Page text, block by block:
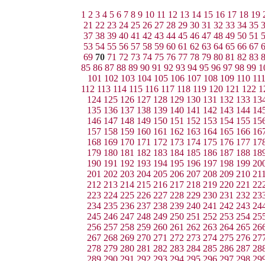
1 2 3 4 5 6 7 8 9 10 11 12 13 14 15 16 17 18 19
21 22 23 24 25 26 27 28 29 30 31 32 33 34 35
37 38 39 40 41 42 43 44 45 46 47 48 49 50 51
53 54 55 56 57 58 59 60 61 62 63 64 65 66 67
69 70 71 72 73 74 75 76 77 78 79 80 81 82 83
85 86 87 88 89 90 91 92 93 94 95 96 97 98 99
101 102 103 104 105 106 107 108 109 110 111
112 113 114 115 116 117 118 119 120 121 122
124 125 126 127 128 129 130 131 132 133
135 136 137 138 139 140 141 142 143 144
146 147 148 149 150 151 152 153 154 155
157 158 159 160 161 162 163 164 165 166
168 169 170 171 172 173 174 175 176 177
179 180 181 182 183 184 185 186 187 188
190 191 192 193 194 195 196 197 198 199
201 202 203 204 205 206 207 208 209 210
212 213 214 215 216 217 218 219 220 221
223 224 225 226 227 228 229 230 231 232
234 235 236 237 238 239 240 241 242 243
245 246 247 248 249 250 251 252 253 254
256 257 258 259 260 261 262 263 264 265
267 268 269 270 271 272 273 274 275 276
278 279 280 281 282 283 284 285 286 287
289 290 291 292 293 294 295 296 297 298